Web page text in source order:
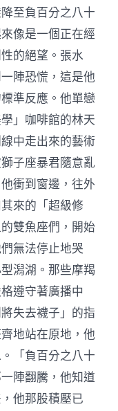
至負百分之八十
像是一個正在經
的絕望。張水
陣恐慌，這是他
準反應。他單戀
」咖啡館的林天
中走出來的藝術
子座暴君隨意亂
衝到窗邊，往外
來的「超級修
雙魚座們，開始
無法停止地哭
潟湖。那些摩羯
遵守著廣播中
失去襪子」的指
地站在原地，他
「負百分之八十
陣翻騰，他知道
他那股積壓已